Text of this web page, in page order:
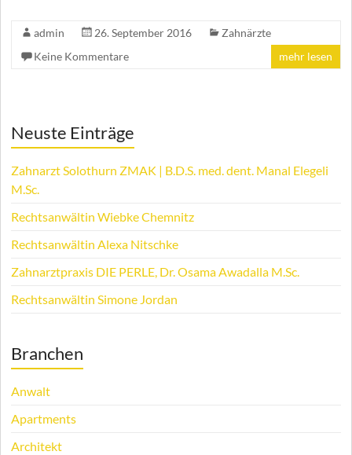
admin 26. September 2016
Zahnärzte
Keine Kommentare
mehr lesen
Neuste Einträge
Zahnarzt Solothurn ZMAK | B.D.S. med. dent. Manal Elegeli
M.Sc.
Rechtsanwältin Wiebke Chemnitz
Rechtsanwältin Alexa Nitschke
Zahnarztpraxis DIE PERLE, Dr. Osama Awadalla M.Sc.
Rechtsanwältin Simone Jordan
Branchen
Anwalt
Apartments
Architekt